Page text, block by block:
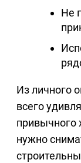
Не
Из личного
всего
привычного
нужно